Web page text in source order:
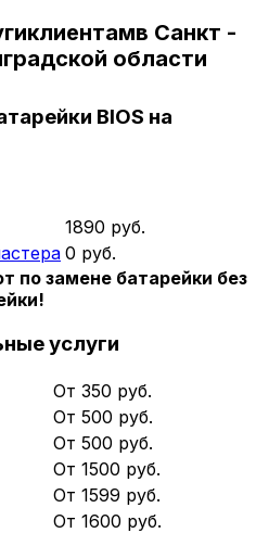
клиентамв Санкт -
области
BIOS на
1890 руб.
0 руб.
по замене батарейки без
услуги
От 350 руб.
От 500 руб.
От 500 руб.
От 1500 руб.
От 1599 руб.
От 1600 руб.